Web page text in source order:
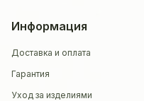
Информация
Доставка и оплата
Гарантия
Уход за изделиями